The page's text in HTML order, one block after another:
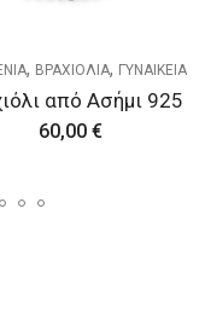
,ΒΡΑΧΙΟΛΙΑ,ΓΥΝΑΙΚΕΙΑ
από Ασήμι 925
60,00€